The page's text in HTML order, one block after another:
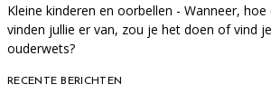
Kleine kinderen en oorbellen - Wanneer,
vinden jullie er van, zou je het doen of vind
ouderwets?
RECENTE BERICHTEN